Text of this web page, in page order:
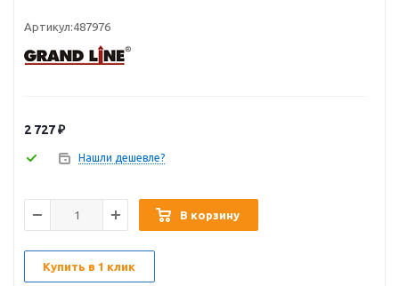
Артикул:487976
2 727₽
Нашли дешевле?
В корзину
Купить в 1 клик